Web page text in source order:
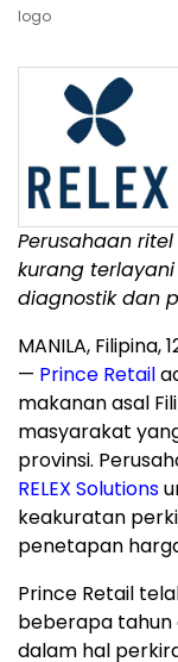
logo
Perusahaan
kurang
diagnostik dan
MANILA, Filipina,
— Prince Retail
makanan asal
masyarakat
provinsi.
RELEX Solutions
keakuratan
penetapan
Prince Retail
beberapa tahun
dalam hal